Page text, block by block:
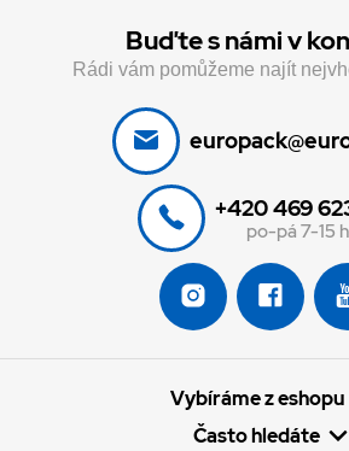
Buďte s námi v
Rádi vám pomůžeme najít
+420 469
po-pá 7-15
Vybíráme z eshopu
Často hledáte